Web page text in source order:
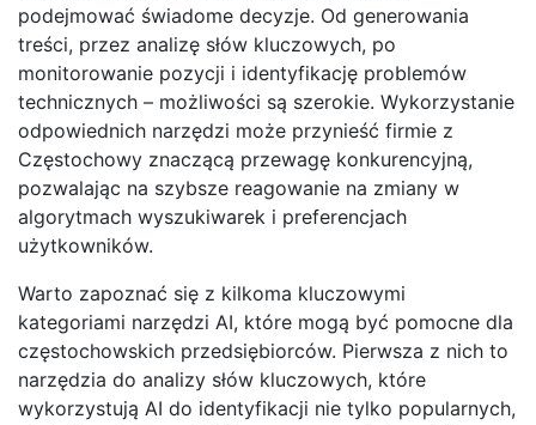
podejmować świadome decyzje. Od generowania
treści, przez analizę słów kluczowych, po
monitorowanie pozycji i identyfikację problemów
technicznych – możliwości są szerokie. Wykorzystanie
odpowiednich narzędzi może przynieść firmie z
Częstochowy znaczącą przewagę konkurencyjną,
pozwalając na szybsze reagowanie na zmiany w
algorytmach wyszukiwarek i preferencjach
użytkowników.
Warto zapoznać się z kilkoma kluczowymi
kategoriami narzędzi AI, które mogą być pomocne dla
częstochowskich przedsiębiorców. Pierwsza z nich to
narzędzia do analizy słów kluczowych, które
wykorzystują AI do identyfikacji nie tylko popularnych,